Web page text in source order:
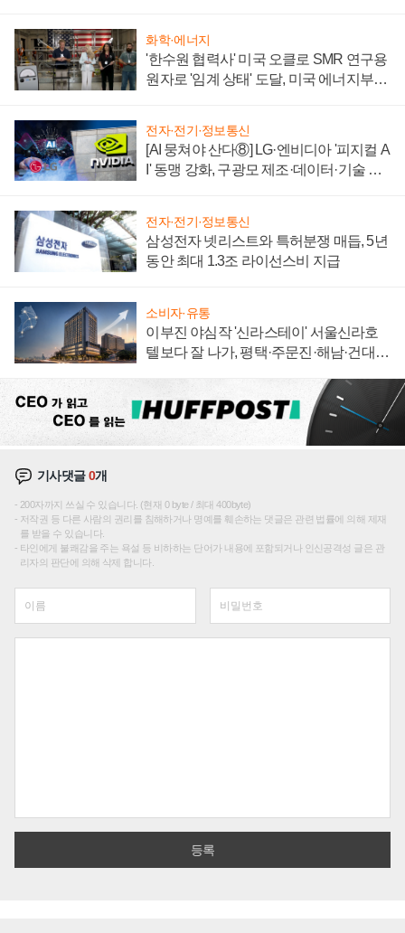
화학·에너지
'한수원 협력사' 미국 오클로 SMR 연구용
원자로 '임계 상태' 도달, 미국 에너지부
전자·전기·정보통신
[AI 뭉쳐야 산다⑧] LG·엔비디아 '피지컬 A
I' 동맹 강화, 구광모 제조·데이터·기술 결
전자·전기·정보통신
삼성전자 넷리스트와 특허분쟁 매듭, 5년
동안 최대 1.3조 라이선스비 지급
소비자·유통
이부진 야심작 '신라스테이' 서울신라호
텔보다 잘 나가, 평택·주문진·해남·건대로
기사댓글0개
200자까지 쓰실 수 있습니다. (현재 0 byte / 최대 400byte)
저작권 등 다른 사람의 권리를 침해하거나 명예를 훼손하는 댓글은 관련 법률에 의해 제재
를 받을 수 있습니다.
타인에게 불쾌감을 주는 욕설 등 비하하는 단어가 내용에 포함되거나 인신공격성 글은 관
리자의 판단에 의해 삭제 합니다.